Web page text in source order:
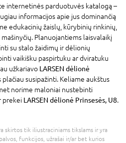
internetinės parduotuvės katalogą –
informacijos apie jus dominančią
edukacinių žaislų, kūrybinių rinkinių,
Planuojantiems laisvalaikį
su stalo žaidimų ir dėlionių
vaikišku paspirtuku ar dviratuku
užkariavo LARSEN dėlionė
plačiau susipažinti. Keliame aukštus
norime maloniai nustebinti
prekei LARSEN dėlionė Prinsesės, U8.
skirtos tik iliustraciniams tikslams ir yra
funkcijos, užrašai ir/ar bet kurios